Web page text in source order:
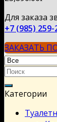
Для заказа
+7 (985) 259-
ЗАКАЗАТЬ
Категории